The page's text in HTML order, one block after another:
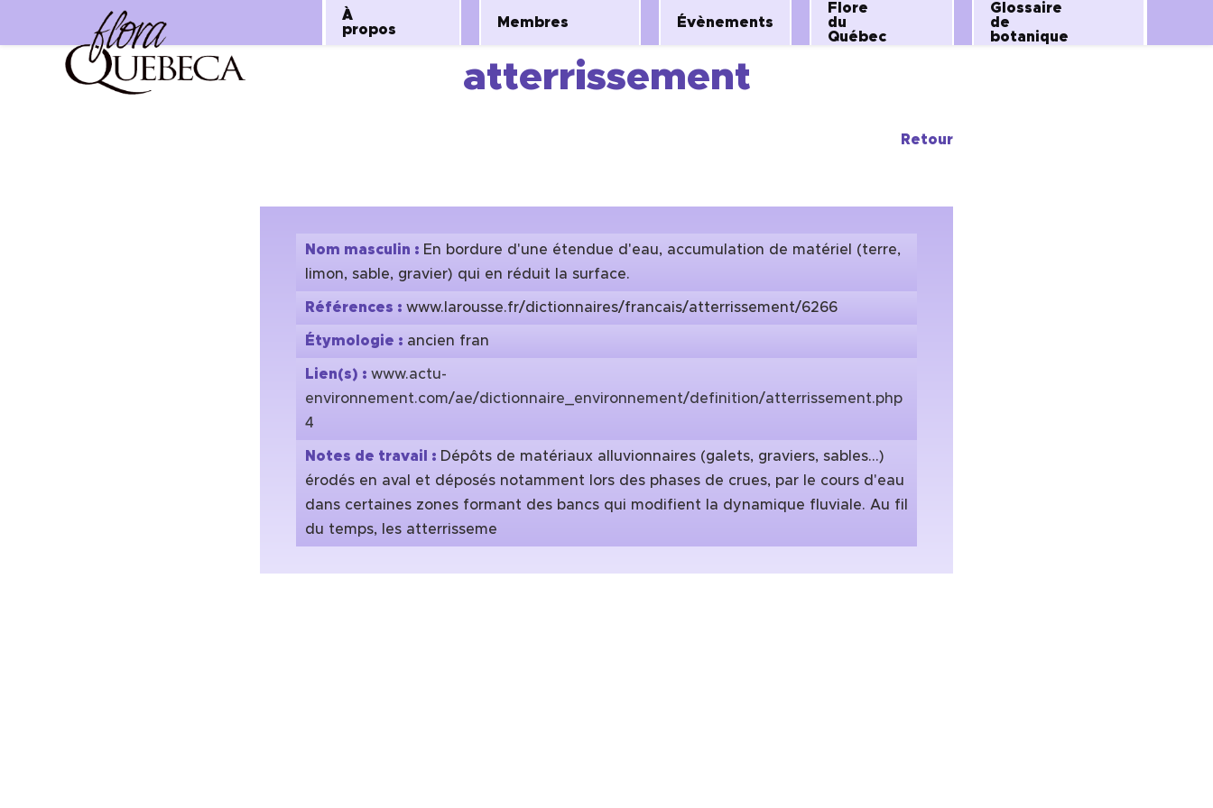
Aller
À
propos
Membres Évènements
Flore
du
Québec
Glossaire
de
botanique
atterrissement
Retour
Nom masculin : En bordure d'une étendue d'eau, accumulation de matériel (terre,
limon, sable, gravier) qui en réduit la surface.
Références : www.larousse.fr/dictionnaires/francais/atterrissement/6266
Étymologie : ancien fran
Lien(s) : www.actu-
environnement.com/ae/dictionnaire_environnement/definition/atterrissement.php
4
Notes de travail : Dépôts de matériaux alluvionnaires (galets, graviers, sables...)
érodés en aval et déposés notamment lors des phases de crues, par le cours d'eau
dans certaines zones formant des bancs qui modifient la dynamique fluviale. Au fil
du temps, les atterrisseme